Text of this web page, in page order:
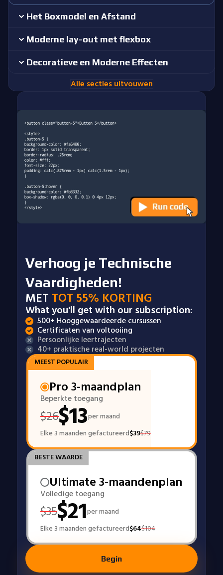
Het Boxmodel en Afstand
Moderne lay-out met flexbox
Decoratieve en Moderne Effecten
Alle secties uitvouwen
Verhoog je Technische
Vaardigheden!
MET TOT 55% KORTING
What you'll get with our subscription:
500+ Hooggewaardeerde cursussen
Certificaten van voltooiing
Persoonlijke leertrajecten
40+ praktische real-world projecten
MEEST POPULAIR
Pro 3-maandplan
Beperkte toegang
$26$13per maand
Elke 3 maanden gefactureerd$39$79
BESTE WAARDE
Ultimate 3-maandenplan
Volledige toegang
$35$21per maand
Elke 3 maanden gefactureerd$64$104
Begin